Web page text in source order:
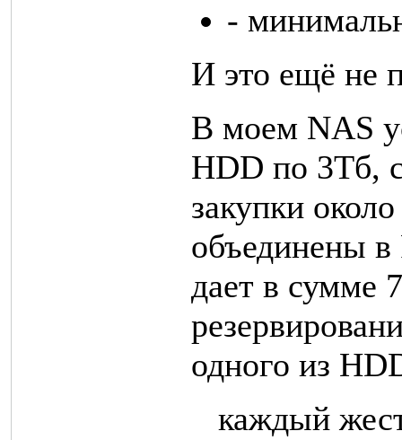
-
И это ещё не
В моем NAS
HDD по 3Тб,
закупки
объединены
дает в сумме
одного из
каждый